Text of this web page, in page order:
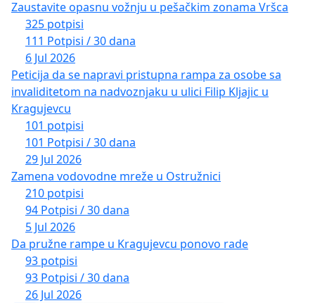
Zaustavite opasnu vožnju u pešačkim zonama Vršca
325 potpisi
111 Potpisi / 30 dana
6 Jul 2026
Peticija da se napravi pristupna rampa za osobe sa
invaliditetom na nadvoznjaku u ulici Filip Kljajic u
Kragujevcu
101 potpisi
101 Potpisi / 30 dana
29 Jul 2026
Zamena vodovodne mreže u Ostružnici
210 potpisi
94 Potpisi / 30 dana
5 Jul 2026
Da pružne rampe u Kragujevcu ponovo rade
93 potpisi
93 Potpisi / 30 dana
26 Jul 2026